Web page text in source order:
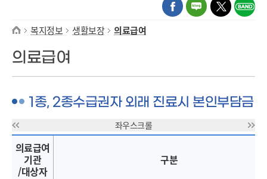
기
열기
열기
열기
복지정보 생활보장 의료급여
의료급여
1종, 2종수급권자 외래 진료시 본인부담금
의료급여
기관
/대상자
구분